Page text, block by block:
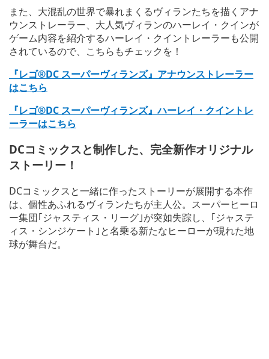
また、大混乱の世界で暴れまくるヴィランたちを描くアナ
ウンストレーラー、大人気ヴィランのハーレイ・クインが
ゲーム内容を紹介するハーレイ・クイントレーラーも公開
されているので、こちらもチェックを！
『レゴ®DC スーパーヴィランズ』アナウンストレーラー
はこちら
『レゴ®DC スーパーヴィランズ』ハーレイ・クイントレ
ーラーはこちら
DCコミックスと制作した、完全新作オリジナル
ストーリー！
DCコミックスと一緒に作ったストーリーが展開する本作
は、個性あふれるヴィランたちが主人公。スーパーヒーロ
ー集団｢ジャスティス・リーグ｣が突如失踪し、｢ジャステ
ィス・シンジケート｣と名乗る新たなヒーローが現れた地
球が舞台だ。